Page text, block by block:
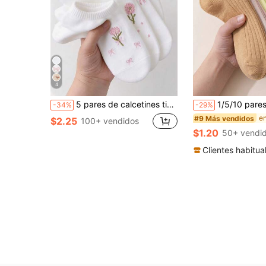
4
-34% 5 pares de calcetines tipo barco con lazo de flor blanca aleatorios (sin bordado), transpirables y cómodos, adecuados para todas las estaciones, colores aleatorios
$2.25 100+ vendidos
-29% 1/5/10 pares de calcetines invisibles de barco de corte bajo para mujer, con lazo de corazón aleatorio,
#9 Más vendidos
$1.20 50+
Clientes